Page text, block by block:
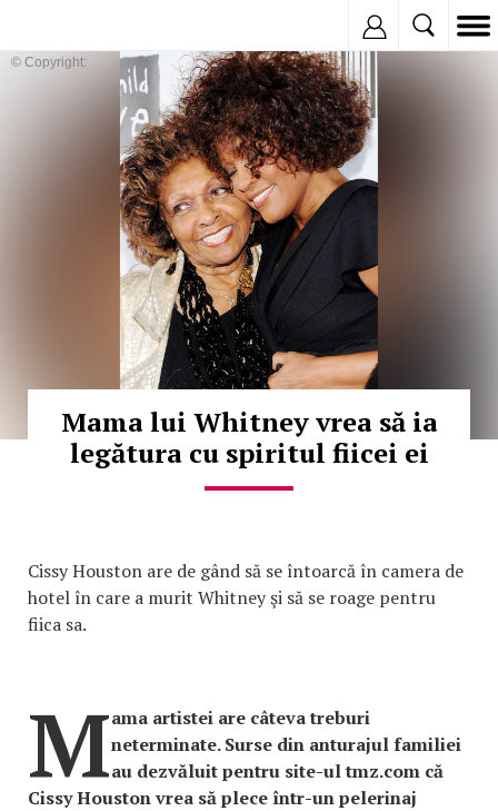
© Copyright:
Mama lui Whitney vrea să ia
legătura cu spiritul fiicei ei
Cissy Houston are de gând să se întoarcă în camera de
hotel în care a murit Whitney şi să se roage pentru
fiica sa.
Mama artistei are câteva treburi
neterminate. Surse din anturajul familiei
au dezvăluit pentru site-ul tmz.com că
Cissy Houston vrea să plece într-un pelerinaj